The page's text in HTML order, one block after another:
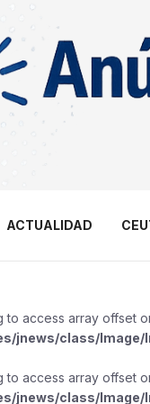
ACTUALIDAD
to access array offset
jnews/class/Image/
to access array offset
jnews/class/Image/